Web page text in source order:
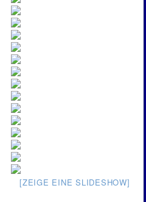
[ZEIGE EINE SLIDESHOW]